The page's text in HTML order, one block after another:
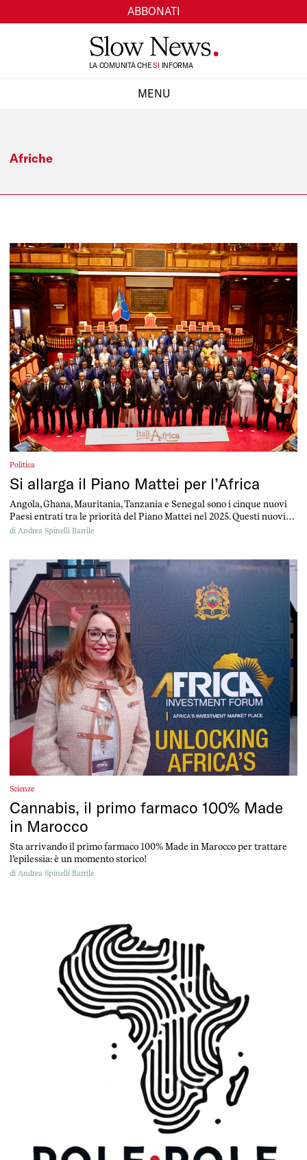
ABBONATI
LA COMUNITÀ CHETI INFORMA
MENU
Afriche
Politica
Si allarga il Piano Mattei per l’Africa
Angola, Ghana, Mauritania, Tanzania e Senegal sono i cinque nuovi
Paesi entrati tra le priorità del Piano Mattei nel 2025. Questi nuovi
Paesi entrano a far parte del primo gruppo dei nove: Marocco,
sono internazionalizzare ed […]
di Andrea Spinelli Barrile
Scienze
Cannabis, il primo farmaco 100% Made
in Marocco
Sta arrivando il primo farmaco 100% Made in Marocco per trattare
l’epilessia: è un momento storico!
di Andrea Spinelli Barrile